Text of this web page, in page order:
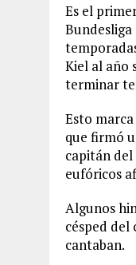
Es el
Kiel al año
terminar
Esto
que firmó
capitán del
eufóricos
Algunos
césped del
cantaban.